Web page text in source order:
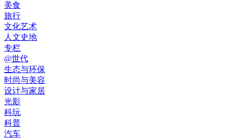
美食
旅行
文化艺术
人文史地
专栏
@世代
生态与环保
时尚与美容
设计与家居
光影
科玩
科普
汽车